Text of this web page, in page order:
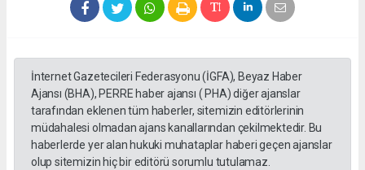
İnternet Gazetecileri Federasyonu (İGFA), Beyaz Haber
Ajansı (BHA), PERRE haber ajansı ( PHA) diğer ajanslar
tarafından eklenen tüm haberler, sitemizin editörlerinin
müdahalesi olmadan ajans kanallarından çekilmektedir. Bu
haberlerde yer alan hukuki muhataplar haberi geçen ajanslar
olup sitemizin hiç bir editörü sorumlu tutulamaz.